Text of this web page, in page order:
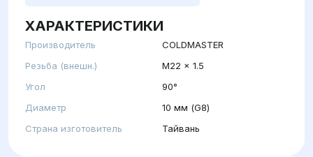
ХАРАКТЕРИСТИКИ
Производитель
COLDMASTER
Резьба (внешн.)
M22 x 1.5
Угол
90°
Диаметр
10 мм (G8)
Страна изготовитель
Тайвань